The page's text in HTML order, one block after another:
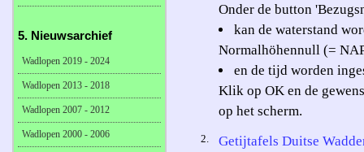
Onder de button
kan de waterstand
Normalhöhennull (=
en de tijd worden
Klik op OK en de
op het scherm.
2.
Getijtafels Duitse
5. Nieuwsarchief
Wadlopen 2019 - 2024
Wadlopen 2013 - 2018
Wadlopen 2007 - 2012
Wadlopen 2000 - 2006